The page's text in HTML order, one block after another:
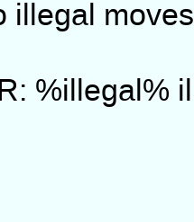
illegal
%illegal%